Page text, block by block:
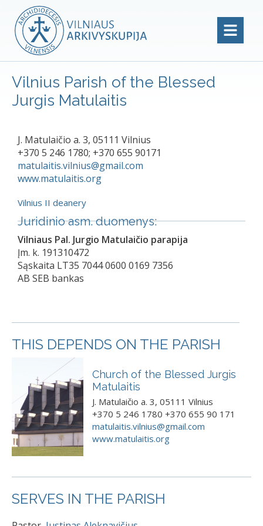
Vilnius Parish of the Blessed
Jurgis Matulaitis
J. Matulaičio a. 3, 05111 Vilnius
+370 5 246 1780; +370 655 90171
matulaitis.vilnius@gmail.com
www.matulaitis.org
Vilnius II deanery
Juridinio asm. duomenys:
Vilniaus Pal. Jurgio Matulaičio parapija
Įm. k. 191310472
Sąskaita LT35 7044 0600 0169 7356
AB SEB bankas
THIS DEPENDS ON THE PARISH
Church of the Blessed Jurgis
Matulaitis
J. Matulaičio a. 3, 05111 Vilnius
+370 5 246 1780 +370 655 90 171
matulaitis.vilnius@gmail.com
www.matulaitis.org
SERVES IN THE PARISH